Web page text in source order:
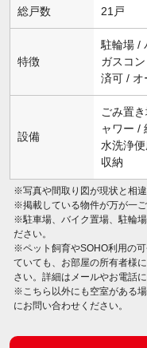
総戸数 21戸
特徴
駐輪場 /
ガスコ
済可 / オ
設備
ごみ置
ャワー /
水洗浄
収納
※写真や間取り図が現状と相
※掲載している物件が万が一
※駐車場、バイク置場、駐輪
ださい。
※ペット飼育やSOHO利用の
ていても、お部屋の所有者様
さい。詳細はメールやお電話
※こちら以外にも空室がある
にお問い合わせください。